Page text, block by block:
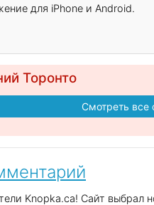
для iPhone и Android.
Торонто
Смотреть все
Knopka.ca! Сайт выбрал